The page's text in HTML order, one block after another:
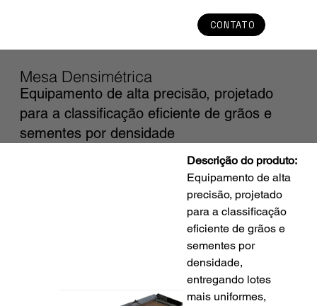
CONTATO
Mesa Densimétrica
Equipamento de alta precisão, projetado
para a classificação eficiente de grãos e
sementes por densidade
Descrição do produto:
Equipamento de alta
precisão, projetado
para a classificação
eficiente de grãos e
sementes por
densidade,
entregando lotes
mais uniformes,